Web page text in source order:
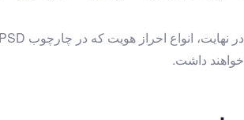
خواهند داشت.